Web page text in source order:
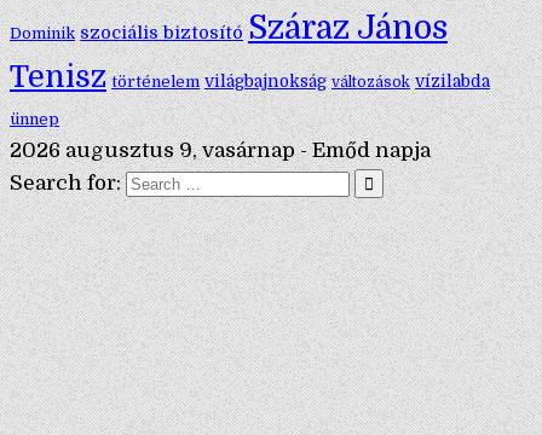
Dominik szociális biztosító Száraz János
Tenisz történelem világbajnokság változások vízilabda
ünnep
2026 augusztus 9, vasárnap - Emőd napja
Search for: